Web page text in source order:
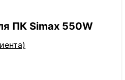
ПК Simax 550W